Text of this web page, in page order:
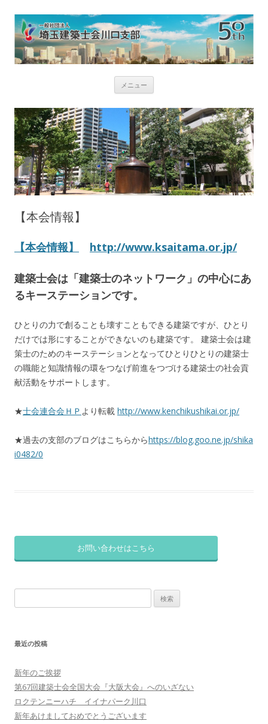
メニュー
ン
ツ
へ
ス
キ
ッ
プ
【本会情報】
【本会情報】 http://www.ksaitama.or.jp/
建築士会は「建築士のネットワーク」の中心にあ
るキーステーションです。
ひとりの力で創ることも壊すこともできる建築ですが、ひとり
だけでは形にすることができないのも建築です。 建築士会は建
策士のためのキーステーションとなってひとりひとりの建築士
の職能と知識情報の環をつなげ前進をつづける建築士の社会貢
献活動をサポートします。
★士会連合会ＨＰ より転載 http://www.kenchikushikai.or.jp/
★過去の支部のブログはこちらからhttps://blog.goo.ne.jp/shika
i0482/0
お問い合わせはこちら
索:
最近の投稿
新年のご挨拶
第67回建築士会全国大会『大阪大会』へのいざない
ロクテンニーハチ イイナパーク川口
新年あけましておめでとうございます